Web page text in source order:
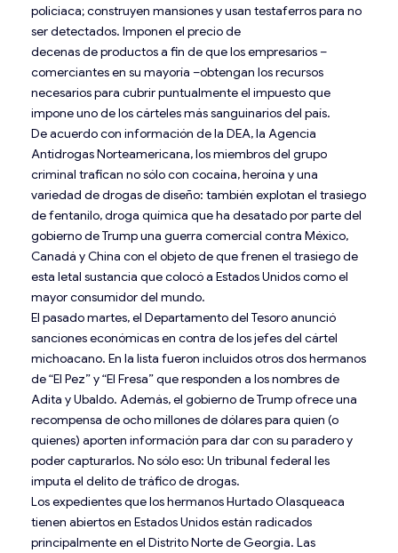
policiaca; construyen mansiones y usan testaferros para no
ser detectados. Imponen el precio de
decenas de productos a fin de que los empresarios –
comerciantes en su mayoría –obtengan los recursos
necesarios para cubrir puntualmente el impuesto que
impone uno de los cárteles más sanguinarios del país.
De acuerdo con información de la DEA, la Agencia
Antidrogas Norteamericana, los miembros del grupo
criminal trafican no sólo con cocaína, heroína y una
variedad de drogas de diseño: también explotan el trasiego
de fentanilo, droga química que ha desatado por parte del
gobierno de Trump una guerra comercial contra México,
Canadá y China con el objeto de que frenen el trasiego de
esta letal sustancia que colocó a Estados Unidos como el
mayor consumidor del mundo.
El pasado martes, el Departamento del Tesoro anunció
sanciones económicas en contra de los jefes del cártel
michoacano. En la lista fueron incluidos otros dos hermanos
de “El Pez” y “El Fresa” que responden a los nombres de
Adita y Ubaldo. Además, el gobierno de Trump ofrece una
recompensa de ocho millones de dólares para quien (o
quienes) aporten información para dar con su paradero y
poder capturarlos. No sólo eso: Un tribunal federal les
imputa el delito de tráfico de drogas.
Los expedientes que los hermanos Hurtado Olasqueaca
tienen abiertos en Estados Unidos están radicados
principalmente en el Distrito Norte de Georgia. Las